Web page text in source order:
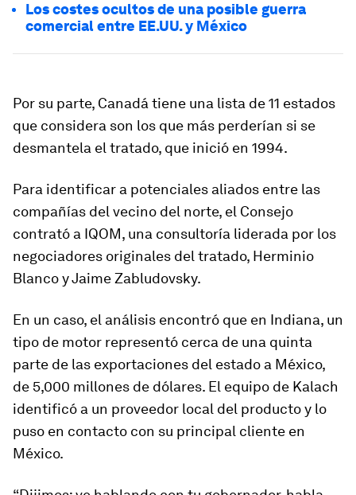
Los costes ocultos de una posible guerra
comercial entre EE.UU. y México
Por su parte, Canadá tiene una lista de 11 estados
que considera son los que más perderían si se
desmantela el tratado, que inició en 1994.
Para identificar a potenciales aliados entre las
compañías del vecino del norte, el Consejo
contrató a IQOM, una consultoría liderada por los
negociadores originales del tratado, Herminio
Blanco y Jaime Zabludovsky.
En un caso, el análisis encontró que en Indiana, un
tipo de motor representó cerca de una quinta
parte de las exportaciones del estado a México,
de 5,000 millones de dólares. El equipo de Kalach
identificó a un proveedor local del producto y lo
puso en contacto con su principal cliente en
México.